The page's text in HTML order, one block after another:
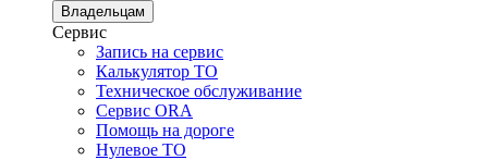
Владельцам
Сервис
Запись на сервис
Калькулятор ТО
Техническое обслуживание
Сервис ORA
Помощь на дороге
Нулевое ТО